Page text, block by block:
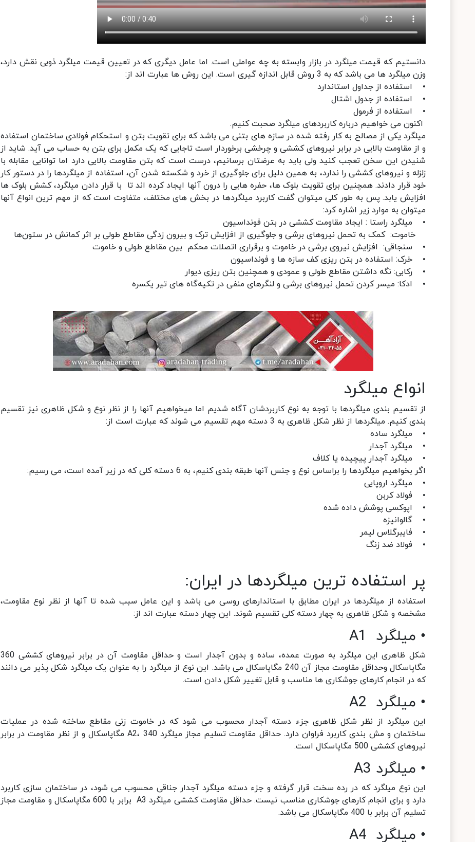
دانستیم که قیمت میلگرد در بازار وابسته به چه عواملی است. اما عامل دیگری که در تعیین قیمت میلگرد ذوبی نقش دارد،
وزن میلگرد ها می باشد که به 3 روش قابل اندازه گیری است. این روش ها عبارت اند از:
• استفاده از جداول استاندارد
• استفاده از جدول اشتال
• استفاده از فرمول
اکنون می خواهیم درباره کاربردهای میلگرد صحبت کنیم.
میلگرد یکی از مصالح به کار رفته شده در سازه های بتنی می باشد که برای تقویت بتن و استحکام فولادی ساختمان استفاده
و از مقاومت بالایی در برابر نیروهای کششی و چرخشی برخوردار است تاجایی که یک مکمل برای بتن به حساب می آید. شاید از
شنیدن این سخن تعجب کنید ولی باید به عرضتان برسانیم، درست است که بتن مقاومت بالایی دارد اما توانایی مقابله با
زلزله و نیروهای کششی را ندارد، به همین دلیل برای جلوگیری از خرد و شکسته شدن آن، استفاده از میلگردها را در دستور کار
خود قرار دادند. همچنین برای تقویت بلوک ها، حفره هایی را درون آنها ایجاد کرده اند تا با قرار دادن میلگرد، کشش بلوک ها
افزایش یابد. پس به طور کلی میتوان گفت کاربرد میلگردها در بخش های مختلف، متفاوت است که از مهم ترین انواع آنها
میتوان به موارد زیر اشاره کرد:
• میلگرد راستا : ایجاد مقاومت کششی در بتن فونداسیون
‌ خاموت: کمک به تحمل نیروهای برشی و جلوگیری از افزایش ترک و بیرون زدگی مقاطع طولی بر اثر کمانش در ستون‌ها
• سنجاقی: افزایش نیروی برشی در خاموت و برقراری اتصلات محکم بین مقاطع طولی و خاموت
• خرک: استفاده در بتن‌ ریزی کف سازه‌ ها و فونداسیون
• رکابی: نگه داشتن مقاطع طولی و عمودی و همچنین بتن‌ ریزی دیوار
• ادکا: میسر کردن تحمل نیروهای برشی و لنگرهای منفی در تکیه‌گاه‌ های تیر یکسره
انواع میلگرد
از تقسیم بندی میلگردها با توجه به نوع کاربردشان آگاه شدیم اما میخواهیم آنها را از نظر نوع و شکل ظاهری نیز تقسیم
بندی کنیم. میلگردها از نظر شکل ظاهری به 3 دسته مهم تقسیم می شوند که عبارت است از:
• میلگرد ساده
• میلگرد آجدار
• میلگرد آجدار پیچیده یا کلاف
اگر بخواهیم میلگردها را براساس نوع و جنس آنها طبقه بندی کنیم، به 6 دسته کلی که در زیر آمده است، می رسیم:
• میلگرد اروپایی
• فولاد کربن
• اپوکسی پوشش داده شده
• گالوانیزه
• فایبرگلاس لیمر
• فولاد ضد زنگ
پر استفاده ترین میلگردها در ایران:
استفاده از میلگردها در ایران مطابق با استاندارهای روسی می باشد و این عامل سبب شده تا آنها از نظر نوع مقاومت،
مشخصه و شکل ظاهری به چهار دسته کلی تقسیم شوند. این چهار دسته عبارت اند از:
• میلگرد A1
شکل ظاهری این میلگرد به صورت عمده، ساده و بدون آجدار است و حداقل مقاومت آن در برابر نیروهای کششی 360
مگاپاسکال وحداقل مقاومت مجاز آن 240 مگاپاسکال می باشد. این نوع از میلگرد را به عنوان یک میلگرد شکل پذیر می دانند
که در انجام کارهای جوشکاری ها مناسب و قابل تغییر شکل دادن است.
• میلگرد A2
این میلگرد از نظر شکل ظاهری جزء دسته آجدار محسوب می شود که در خاموت زنی مقاطع ساخته شده در عملیات
ساختمان‌ و مش ‌بندی کاربرد فراوان دارد. حداقل مقاومت تسلیم مجاز میلگرد A2، 340 مگاپاسکال و از نظر مقاومت در برابر
نیروهای کششی 500 مگاپاسکال است.
• میلگرد A3
این نوع میلگرد که در رده سخت قرار گرفته و جزء دسته میلگرد آجدار جناقی محسوب می شود، در ساختمان سازی کاربرد
دارد و برای انجام کارهای جوشکاری مناسب نیست. حداقل مقاومت کششی میلگرد A3 برابر با 600 مگاپاسکال و مقاومت مجاز
تسلیم آن برابر با 400 مگاپاسکال می باشد.
• میلگرد A4